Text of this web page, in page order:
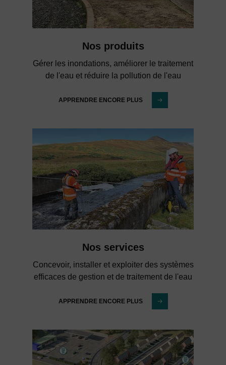
Nos produits
Gérer les inondations, améliorer le traitement
de l'eau et réduire la pollution de l'eau
APPRENDRE ENCORE PLUS
Nos services
Concevoir, installer et exploiter des systèmes
efficaces de gestion et de traitement de l'eau
APPRENDRE ENCORE PLUS